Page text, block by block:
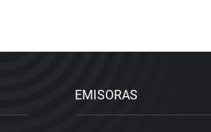
EMISORAS